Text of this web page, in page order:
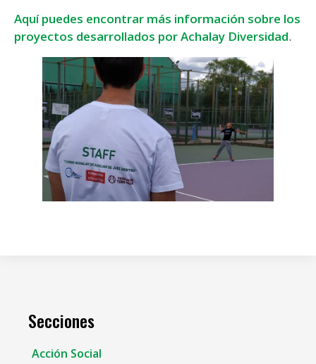
Aquí puedes encontrar más información sobre los
proyectos desarrollados por Achalay Diversidad.
Secciones
Acción Social